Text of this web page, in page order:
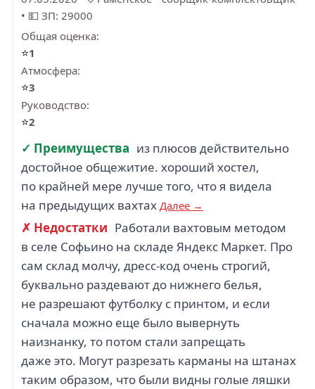
• 💵 ЗП: 29000
Общая оценка:
⭐1
Атмосфера:
⭐3
Руководство:
⭐2
✓ Преимущества из плюсов действительно
достойное общежитие. хороший хостел,
по крайней мере лучше того, что я видела
на предыдущих вахтах Далее →
✗ Недостатки Работали вахтовым методом
в селе Софьино на складе Яндекс Маркет. Про
сам склад молчу, дресс-код очень строгий,
буквально раздевают до нижнего белья,
не разрешают футболку с принтом, и если
сначала можно еще было вывернуть
наизнанку, то потом стали запрещать
даже это. Могут разрезать карманы на штанах
таким образом, что были видны голые ляшки